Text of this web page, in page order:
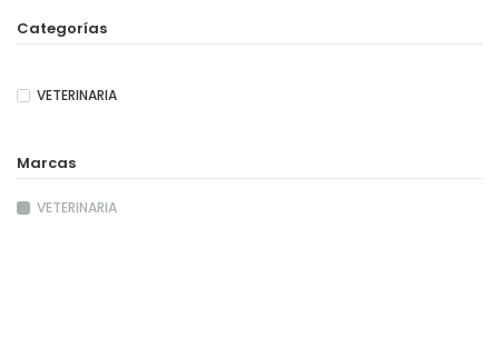
Categorías
VETERINARIA
Marcas
VETERINARIA